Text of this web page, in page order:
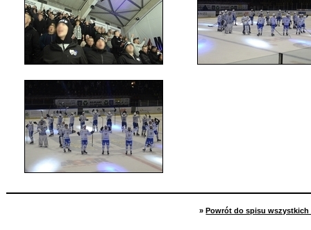
» Powrót do spisu wszystkich